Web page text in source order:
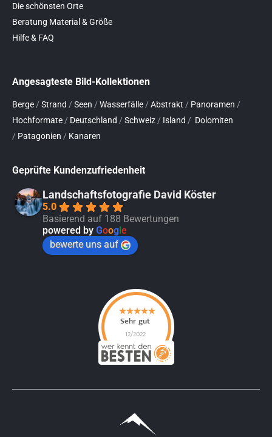
Die schönsten Orte
Beratung Material & Größe
Hilfe & FAQ
Angesagteste Bild-Kollektionen
Berge / Strand / Seen / Wasserfälle / Abstrakt / Panoramen /
Hochformate / Deutschland / Schweiz / Island / Dolomiten
/ Patagonien / Kanaren
Geprüfte Kundenzufriedenheit
Landschaftsfotografie David Köster
5.0
Basierend auf 188 Bewertungen
powered by Google
bewerte uns auf